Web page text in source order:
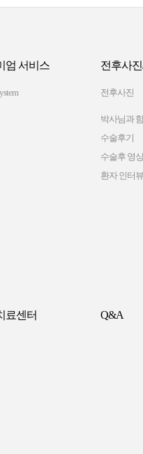
엄 서비스 전후사진
전후사진
박사님과
수술후기
수술후 영상
환자 인터뷰
료센터 Q&A